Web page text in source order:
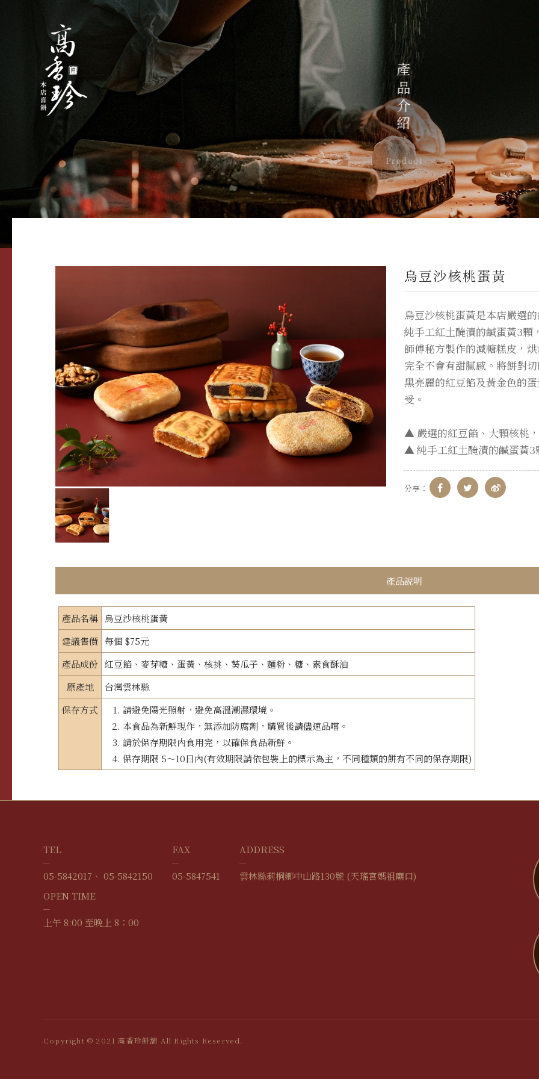
關於我們
聯絡我們
喜餅訂購單
產品介紹
Product
烏豆沙核桃蛋黃
烏豆沙核桃蛋黃是本店嚴選
純手工紅土醃漬的鹹蛋黃3顆
師傅秘方製作的減糖糕皮，
完全不會有甜膩感。將餅對
黑亮麗的紅豆餡及黃金色的
受。
▲ 嚴選的紅豆餡、大顆核桃
▲ 純手工紅土醃漬的鹹蛋黃3
分享：
產品說明
產品名稱 烏豆沙核桃蛋黃
建議售價 每個 $75元
產品成份 紅豆餡、麥芽糖、蛋黃、核挑、葵瓜子、麵粉、糖、素食酥油
原產地
台灣雲林縣
保存方式
請避免陽光照射，避免高溫潮濕環境。
本食品為新鮮現作，無添加防腐劑，購買後請儘速品嚐。
請於保存期限內食用完，以確保食品新鮮。
保存期限 5～10日內(有效期限請依包裝上的標示為主，不同種類的餅有不同的保存期限)
TEL
05-5842017 05-5842150
FAX
05-5847541
ADDRESS
雲林縣莿桐鄉中山路130號 (天瑤宮媽祖廟口)
OPEN TIME
上午 8:00 至晚上 8：00
Copyright © 2021 高香珍餅舖 All Rights Reserved.